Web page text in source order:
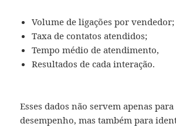
Volume de ligações por vendedor;
Taxa de contatos atendidos;
Tempo médio de atendimento,
Resultados de cada interação.
Esses dados não servem apenas
desempenho, mas também para